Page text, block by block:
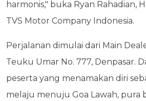
harmonis," buka Ryan Rahadian,
TVS Motor Company Indonesia.
Perjalanan dimulai dari Main
Teuku Umar No. 777, Denpasar.
peserta yang menamakan diri
melaju menuju Goa Lawah, pura